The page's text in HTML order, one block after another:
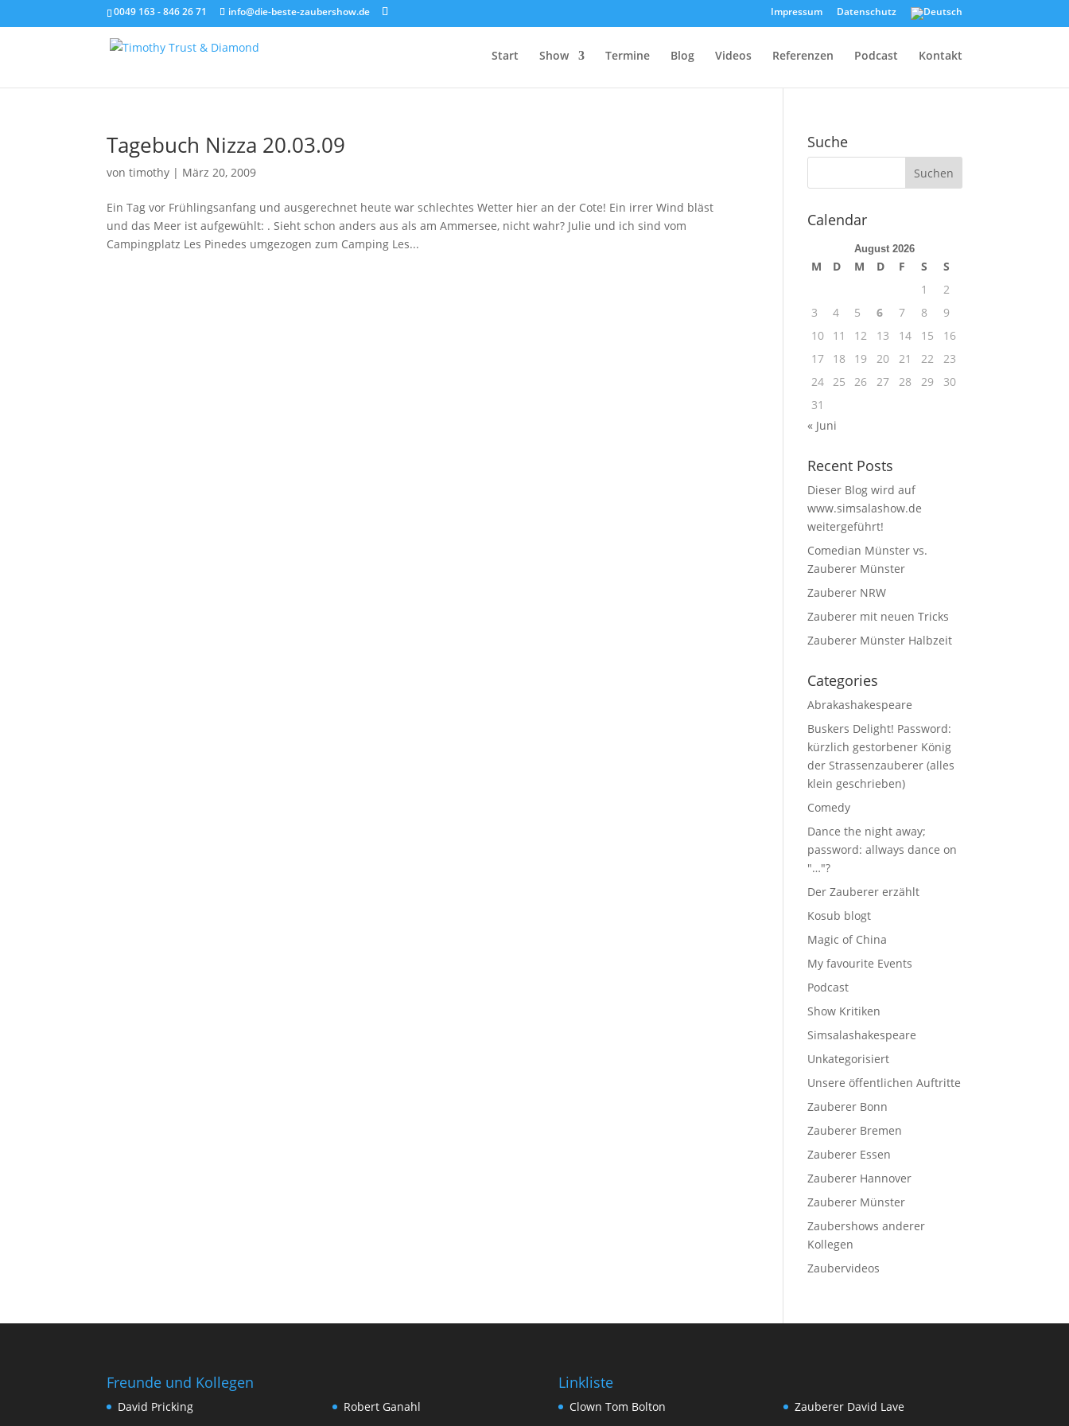
0049 163 - 846 26 71 info@die-beste-zaubershow.de Impressum Datenschutz
Start Show Termine Blog Videos Referenzen Podcast Kontakt
Tagebuch Nizza 20.03.09
vontimothy | März 20, 2009
Ein Tag vor Frühlingsanfang und ausgerechnet heute war schlechtes Wetter hier an der Cote! Ein irrer Wind bläst
und das Meer ist aufgewühlt: . Sieht schon anders aus als am Ammersee, nicht wahr? Julie und ich sind vom
Campingplatz Les Pinedes umgezogen zum Camping Les...
Suche
Calendar
August 2026
M D M D F S
S
1
2
3
4 5 6 7 8
9
10
11 12 13 14 15
16
17
18 19 20 21 22
23
24 25 26 27 28 29
30
31
« Juni
Recent Posts
Dieser Blog wird auf
www.simsalashow.de
weitergeführt!
Comedian Münster vs.
Zauberer Münster
Zauberer NRW
Zauberer mit neuen Tricks
Zauberer Münster Halbzeit
Categories
Abrakashakespeare
Buskers Delight! Password:
kürzlich gestorbener König
der Strassenzauberer (alles
klein geschrieben)
Comedy
Dance the night away;
password: allways dance on
"…"?
Der Zauberer erzählt
Kosub blogt
Magic of China
My favourite Events
Podcast
Show Kritiken
Simsalashakespeare
Unkategorisiert
Unsere öffentlichen Auftritte
Zauberer Bonn
Zauberer Bremen
Zauberer Essen
Zauberer Hannover
Zauberer Münster
Zaubershows anderer
Kollegen
Zaubervideos
Freunde und Kollegen
David Pricking
Robert Ganahl
Linkliste
Clown Tom Bolton
Zauberer David Lave